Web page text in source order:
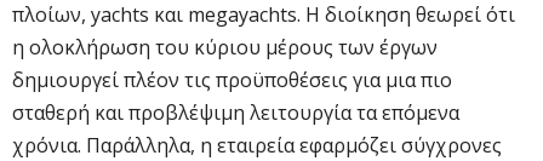
πλοίων, yachts και megayachts. Η διοίκηση θεωρεί ότι
η ολοκλήρωση του κύριου μέρους των έργων
δημιουργεί πλέον τις προϋποθέσεις για μια πιο
σταθερή και προβλέψιμη λειτουργία τα επόμενα
χρόνια. Παράλληλα, η εταιρεία εφαρμόζει σύγχρονες